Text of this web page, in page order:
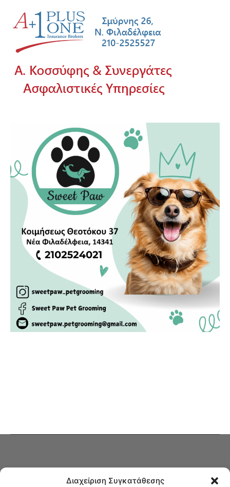
Διαχείριση Συγκατάθεσης